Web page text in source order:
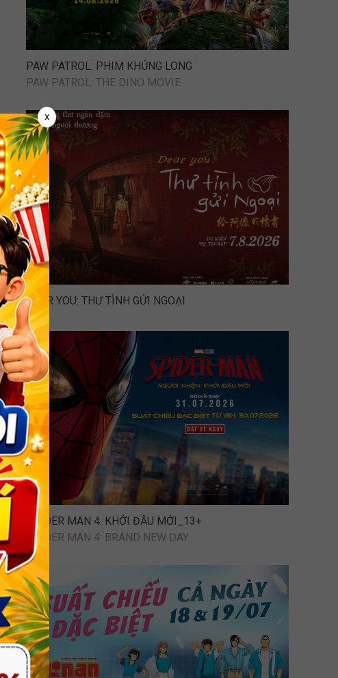
PAW PATROL: PHIM KHỦNG LONG
PAW PATROL: THE DINO MOVIE
DEAR YOU: THƯ TÌNH GỬI NGOẠI
SPIDER MAN 4: KHỞI ĐẦU MỚI_13+
SPIDER MAN 4: BRAND NEW DAY
x